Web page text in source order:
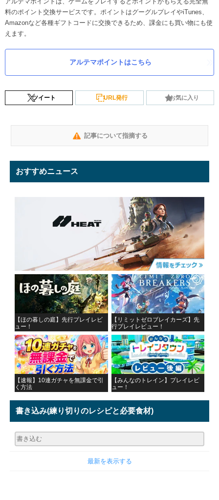
料のポイント交換サービスです。ポイントはグーグルプレイやiTunes、
Amazonなど各種ギフトコードに交換できるため、課金にも買い物にも使
えます。
アルテマポイントはこちら
ツイート URL発行 お気に入り
記事について指摘する
おすすめニュース
【ほの暮しの庭】先行プレイレビ
ュー！
【リミットゼロブレイカーズ】先
行プレイレビュー！
【速報】10連ガチャを無課金で引
く方法
【みんなのトレイン】プレイレビ
ュー！
書き込み(練り切りのレシピと必要食材)
最新を表示する